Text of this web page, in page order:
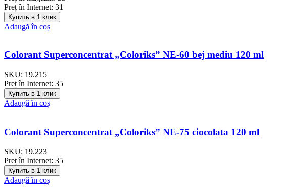
Preț în Internet: 31
Купить в 1 клик
Adaugă în coș
Colorant Superconcentrat „Coloriks” NE-60 bej mediu 120 ml
SKU: 19.215
Preț în Internet: 35
Купить в 1 клик
Adaugă în coș
Colorant Superconcentrat „Coloriks” NE-75 ciocolata 120 ml
SKU: 19.223
Preț în Internet: 35
Купить в 1 клик
Adaugă în coș